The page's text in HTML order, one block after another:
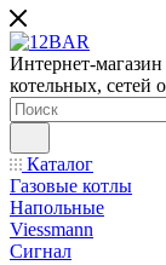
Интернет-магазин
котельных, сетей
Каталог
Газовые котлы
Напольные
Viessmann
Сигнал